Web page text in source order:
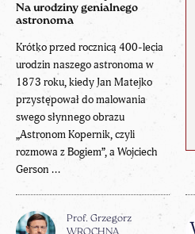
Na urodziny genialnego
astronoma
Krótko przed rocznicą 400-lecia
urodzin naszego astronoma w
1873 roku, kiedy Jan Matejko
przystępował do malowania
swego słynnego obrazu
„Astronom Kopernik, czyli
rozmowa z Bogiem”, a Wojciech
Gerson ...
Prof. Grzegorz